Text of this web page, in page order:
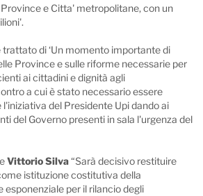
e Citta' metropolitane, con un
trattato di ‘Un momento importante di
Province e sulle riforme necessarie per
ai cittadini e dignità agli
a cui è stato necessario essere
del Presidente Upi dando ai
del Governo presenti in sala l'urgenza del
Vittorio Silva“Sarà decisivo restituire
istituzione costitutiva della
esponenziale per il rilancio degli